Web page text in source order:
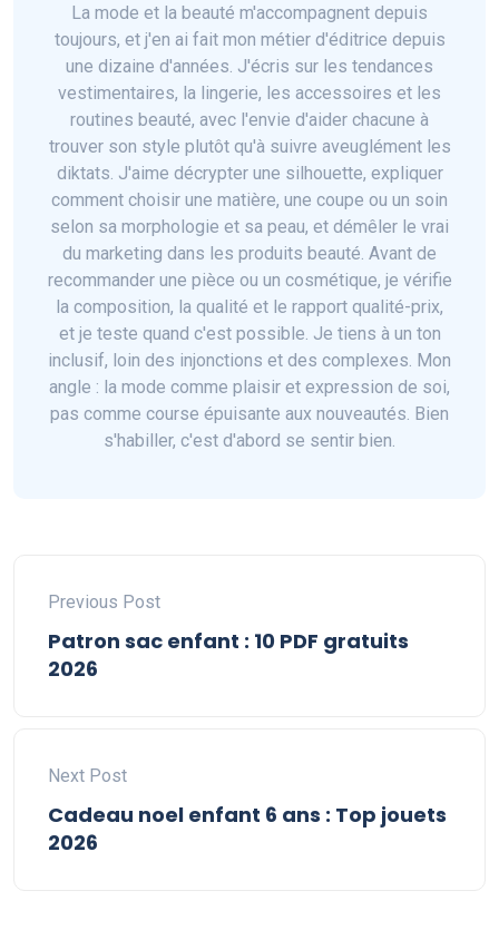
La mode et la beauté m'accompagnent depuis
toujours, et j'en ai fait mon métier d'éditrice depuis
une dizaine d'années. J'écris sur les tendances
vestimentaires, la lingerie, les accessoires et les
routines beauté, avec l'envie d'aider chacune à
trouver son style plutôt qu'à suivre aveuglément les
diktats. J'aime décrypter une silhouette, expliquer
comment choisir une matière, une coupe ou un soin
selon sa morphologie et sa peau, et démêler le vrai
du marketing dans les produits beauté. Avant de
recommander une pièce ou un cosmétique, je vérifie
la composition, la qualité et le rapport qualité-prix,
et je teste quand c'est possible. Je tiens à un ton
inclusif, loin des injonctions et des complexes. Mon
angle : la mode comme plaisir et expression de soi,
pas comme course épuisante aux nouveautés. Bien
s'habiller, c'est d'abord se sentir bien.
Previous Post
Patron sac enfant : 10 PDF gratuits
2026
Next Post
Cadeau noel enfant 6 ans : Top jouets
2026